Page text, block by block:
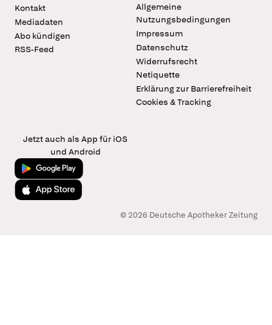
Kontakt
Mediadaten
Abo kündigen
RSS-Feed
Allgemeine
Nutzungsbedingungen
Impressum
Datenschutz
Widerrufsrecht
Netiquette
Erklärung zur Barrierefreiheit
Cookies & Tracking
Jetzt auch als App für iOS
und Android
Jetzt bei Google Play
Laden im App Store
© 2026 Deutsche Apotheker Zeitung